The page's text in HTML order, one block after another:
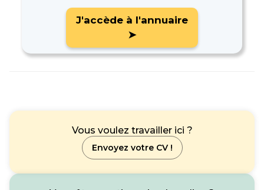
J'accède à l'annuaire
➤
Vous voulez travailler ici ?
Envoyez votre CV !